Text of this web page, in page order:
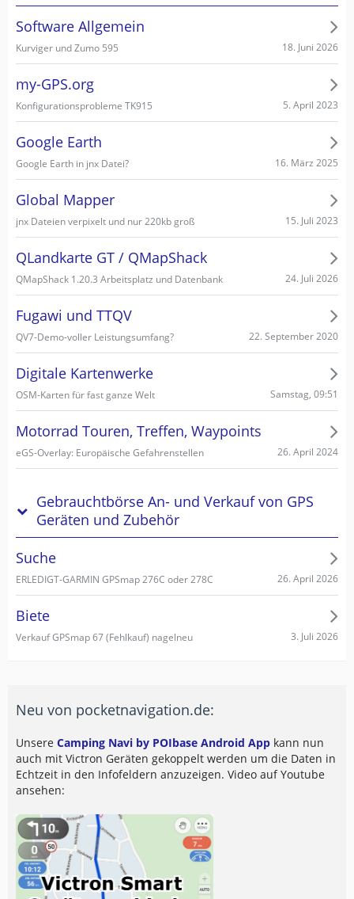
Software Allgemein
Kurviger und Zumo 595 18. Juni 2026
my-GPS.org
Konfigurationsprobleme TK915 5. April 2023
Google Earth
Google Earth in jnx Datei? 16. März 2025
Global Mapper
jnx Dateien verpixelt und nur 220kb groß 15. Juli 2023
QLandkarte GT / QMapShack
QMapShack 1.20.3 Arbeitsplatz und Datenbank 24. Juli 2026
Fugawi und TTQV
QV7-Demo-voller Leistungsumfang? 22. September 2020
Digitale Kartenwerke
OSM-Karten für fast ganze Welt Samstag, 09:51
Motorrad Touren, Treffen, Waypoints
eGS-Overlay: Europäische Gefahrenstellen 26. April 2024
Gebrauchtbörse An- und Verkauf von GPS
Geräten und Zubehör
Suche
ERLEDIGT-GARMIN GPSmap 276C oder 278C 26. April 2026
Biete
Verkauf GPSmap 67 (Fehlkauf) nagelneu 3. Juli 2026
Neu von pocketnavigation.de:
Unsere Camping Navi by POIbase Android App kann nun
auch mit Victron Geräten gekoppelt werden um die Daten in
Echtzeit in den Infofeldern anzuzeigen. Video auf Youtube
ansehen: